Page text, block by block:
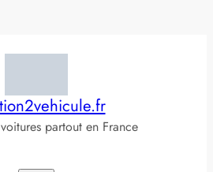
partout en France